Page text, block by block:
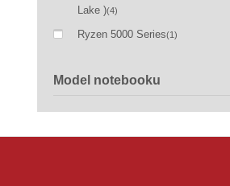
Lake )(4)
Ryzen 5000 Series(1)
Model notebooku